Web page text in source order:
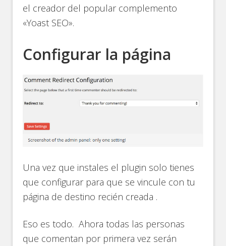
el creador del popular complemento
«Yoast SEO».
Configurar la página
Una vez que instales el plugin solo tienes
que configurar para que se vincule con tu
página de destino recién creada .
Eso es todo. Ahora todas las personas
que comentan por primera vez serán